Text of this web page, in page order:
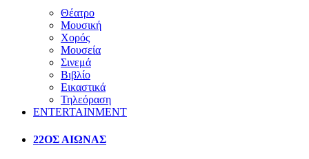
Θέατρο
Μουσική
Χορός
Μουσεία
Σινεμά
Βιβλίο
Εικαστικά
Τηλεόραση
ENTERTAINMENT
22ΟΣ ΑΙΩΝΑΣ